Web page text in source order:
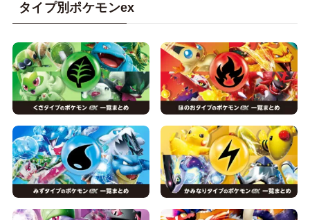
タイプ別ポケモンex